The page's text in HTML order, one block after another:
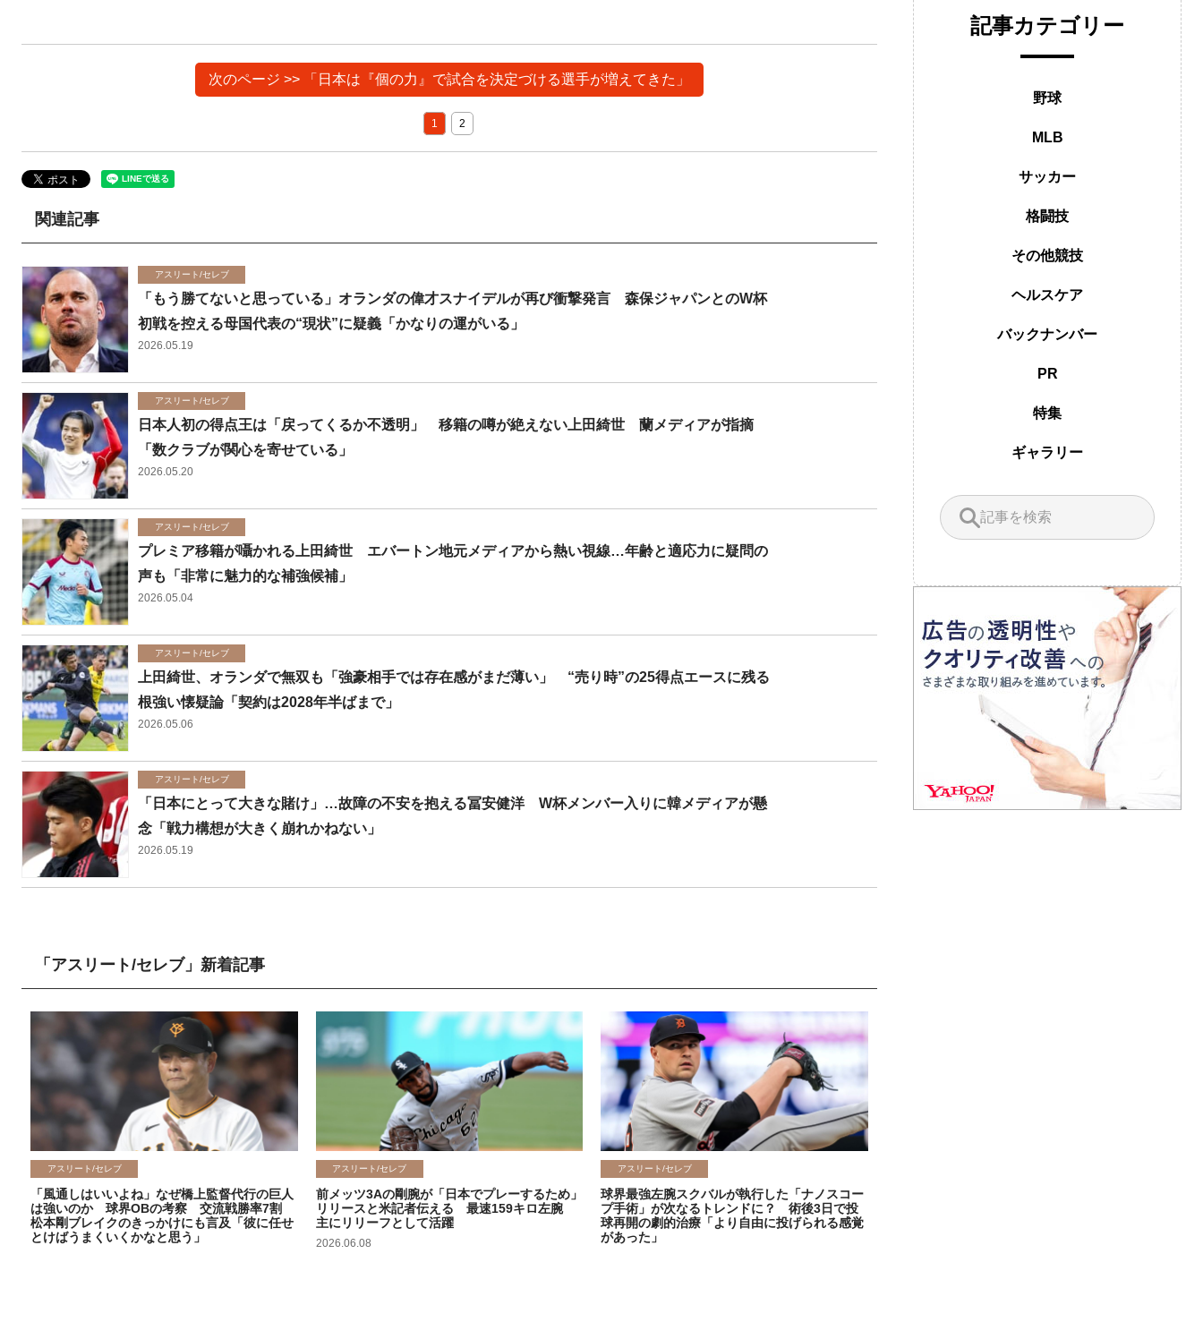
次のページ >> 「日本は『個の力』で試合を決定づける選手が増えてきた」
1 2
関連記事
アスリート/セレブ
「もう勝てないと思っている」オランダの偉才スナイデルが再び衝撃発言 森保ジャパンとのW杯
初戦を控える母国代表の“現状”に疑義「かなりの運がいる」
2026.05.19
アスリート/セレブ
日本人初の得点王は「戻ってくるか不透明」 移籍の噂が絶えない上田綺世 蘭メディアが指摘
「数クラブが関心を寄せている」
2026.05.20
アスリート/セレブ
プレミア移籍が囁かれる上田綺世 エバートン地元メディアから熱い視線…年齢と適応力に疑問の
声も「非常に魅力的な補強候補」
2026.05.04
アスリート/セレブ
上田綺世、オランダで無双も「強豪相手では存在感がまだ薄い」 “売り時”の25得点エースに残る
根強い懐疑論「契約は2028年半ばまで」
2026.05.06
アスリート/セレブ
「日本にとって大きな賭け」…故障の不安を抱える冨安健洋 W杯メンバー入りに韓メディアが懸
念「戦力構想が大きく崩れかねない」
2026.05.19
「アスリート/セレブ」新着記事
アスリート/セレブ
「風通しはいいよね」なぜ橋上監督代行の巨人
は強いのか 球界OBの考察 交流戦勝率7割
松本剛ブレイクのきっかけにも言及「彼に任せ
とけばうまくいくかなと思う」
アスリート/セレブ
前メッツ3Aの剛腕が「日本でプレーするため」
リリースと米記者伝える 最速159キロ左腕
主にリリーフとして活躍
2026.06.08
アスリート/セレブ
球界最強左腕スクバルが執行した「ナノスコー
プ手術」が次なるトレンドに？ 術後3日で投
球再開の劇的治療「より自由に投げられる感覚
があった」
記事カテゴリー
野球
MLB
サッカー
格闘技
その他競技
ヘルスケア
バックナンバー
PR
特集
ギャラリー